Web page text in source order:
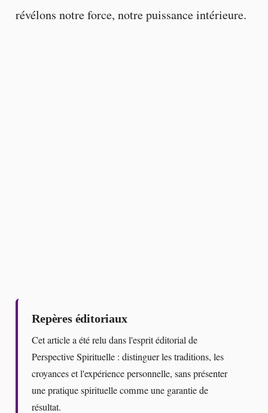
révélons notre force, notre puissance intérieure.
Repères éditoriaux
Cet article a été relu dans l'esprit éditorial de
Perspective Spirituelle : distinguer les traditions, les
croyances et l'expérience personnelle, sans présenter
une pratique spirituelle comme une garantie de
résultat.